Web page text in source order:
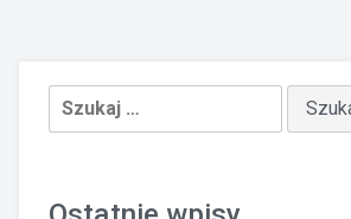
Szukaj: